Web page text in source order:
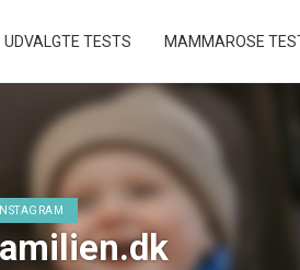
UDVALGTE TESTS MAMMAROSE
INSTAGRAM